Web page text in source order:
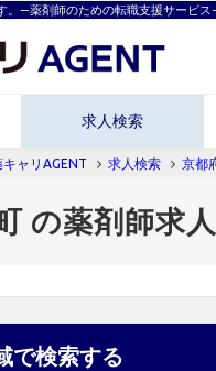
。―薬剤師のための転職支援サービス
求人検索
ャリAGENT 求人検索 京都
の薬剤師求人
で検索する